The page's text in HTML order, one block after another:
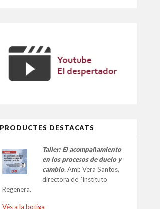
PRODUCTES DESTACATS
Taller: El acompañamiento
en los procesos de duelo y
cambio. Amb Vera Santos,
directora de l’Instituto
Regenera.
Vés a la botiga